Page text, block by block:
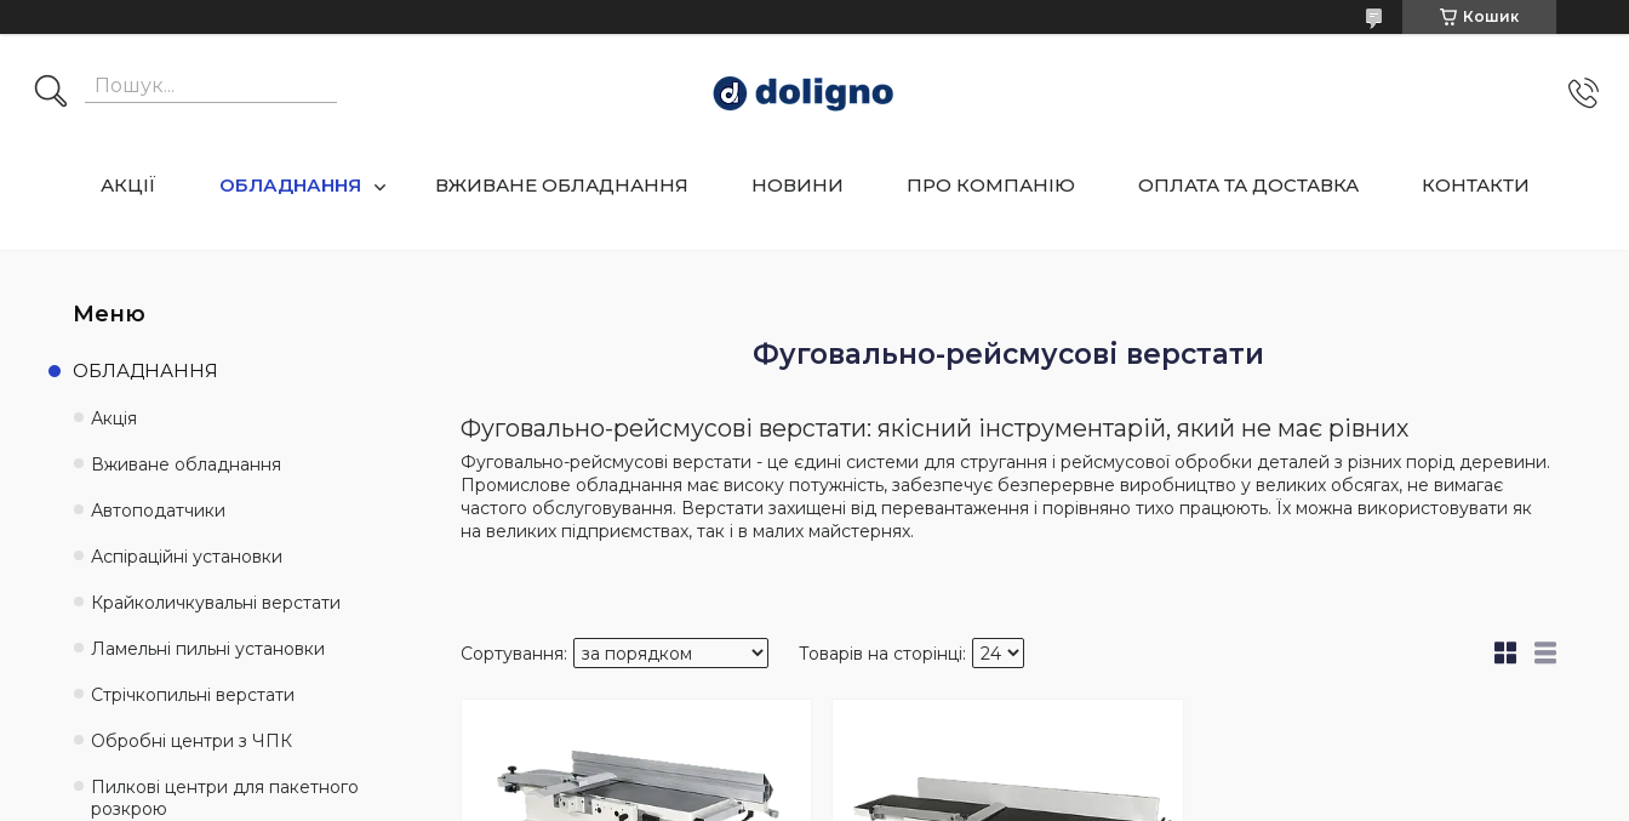
Кошик
АКЦІЇ ОБЛАДНАННЯ ВЖИВАНЕ ОБЛАДНАННЯ НОВИНИ ПРО КОМПАНІЮ ОПЛАТА ТА ДОСТАВКА КОНТАКТИ
Фуговально-рейсмусові верстати
Фуговально-рейсмусові верстати: якісний інструментарій, який не має рівних
Фуговально-рейсмусові верстати - це єдині системи для стругання і рейсмусової обробки деталей з різних порід деревини.
Промислове обладнання має високу потужність, забезпечує безперервне виробництво у великих обсягах, не вимагає
частого обслуговування. Верстати захищені від перевантаження і порівняно тихо працюють. Їх можна використовувати як
на великих підприємствах, так і в малих майстернях.
ОБЛАДНАННЯ
Акція
Вживане обладнання
Автоподатчики
Аспіраційні установки
Крайколичкувальні верстати
Ламельні пильні установки
Стрічкопильні верстати
Обробні центри з ЧПК
Пилкові центри для пакетного
розкрою